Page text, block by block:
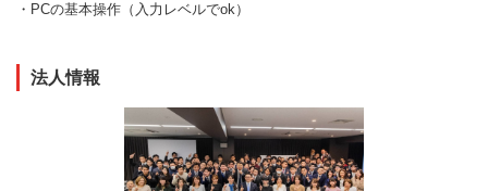
・PCの基本操作（入力レベルでok）
法人情報